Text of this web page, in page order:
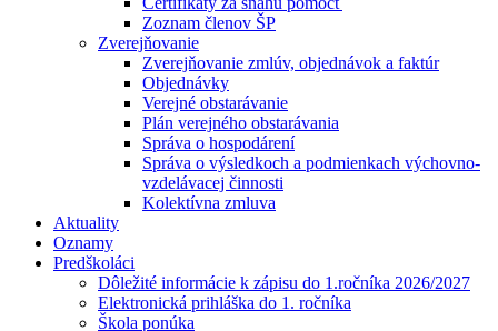
Zoznam členov ŠP
Zverejňovanie
Zverejňovanie zmlúv, objednávok a faktúr
Objednávky
Verejné obstarávanie
Plán verejného obstarávania
Správa o hospodárení
Správa o výsledkoch a podmienkach výchovno-
vzdelávacej činnosti
Kolektívna zmluva
Aktuality
Oznamy
Predškoláci
Dôležité informácie k zápisu do 1.ročníka 2026/2027
Elektronická prihláška do 1. ročníka
Škola ponúka